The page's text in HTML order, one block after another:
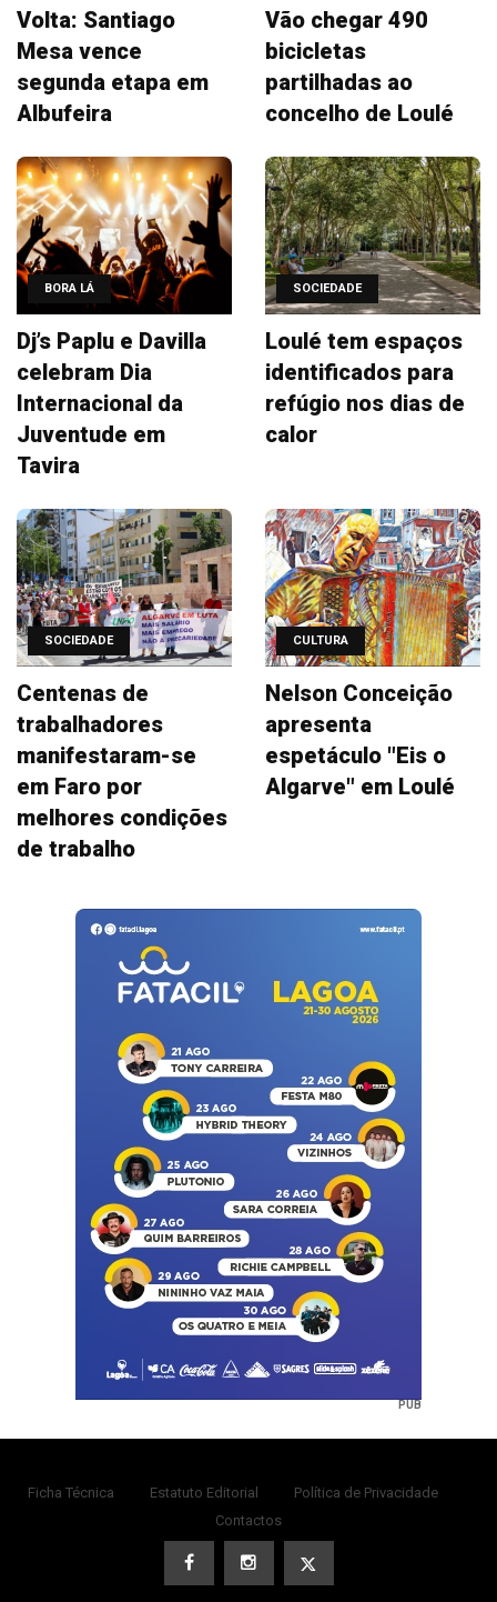
Volta: Santiago
Mesa vence
segunda etapa em
Albufeira
Vão chegar 490
bicicletas
partilhadas ao
concelho de Loulé
BORA LÁ
Dj’s Paplu e Davilla
celebram Dia
Internacional da
Juventude em
Tavira
SOCIEDADE
Loulé tem espaços
identificados para
refúgio nos dias de
calor
SOCIEDADE
Centenas de
trabalhadores
manifestaram-se
em Faro por
melhores condições
de trabalho
CULTURA
Nelson Conceição
apresenta
espetáculo "Eis o
Algarve" em Loulé
PUB
Ficha Técnica Estatuto Editorial
Política de Privacidade
Contactos